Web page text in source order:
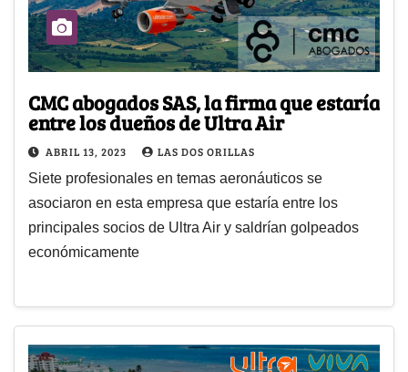
CMC abogados SAS, la firma que estaría
entre los dueños de Ultra Air
ABRIL 13, 2023 LAS DOS ORILLAS
Siete profesionales en temas aeronáuticos se
asociaron en esta empresa que estaría entre los
principales socios de Ultra Air y saldrían golpeados
económicamente